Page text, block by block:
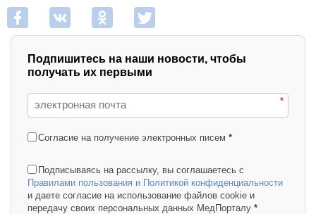
Подпишитесь на наши новости, чтобы
получать их первыми
*
Согласие на получение электронных писем *
Подписываясь на рассылку, вы соглашаетесь с
Правилами пользования и Политикой конфиденциальности
и даете согласие на использование файлов cookie и
передачу своих персональных данных МедПорталу *